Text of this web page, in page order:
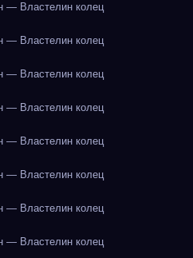
— Властелин колец
— Властелин колец
— Властелин колец
— Властелин колец
— Властелин колец
— Властелин колец
— Властелин колец
— Властелин колец